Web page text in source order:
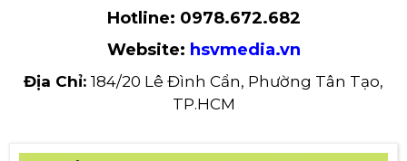
Hotline: 0978.672.682
Website: hsvmedia.vn
Địa Chỉ: 184/20 Lê Đình Cẩn, Phường Tân Tạo,
TP.HCM